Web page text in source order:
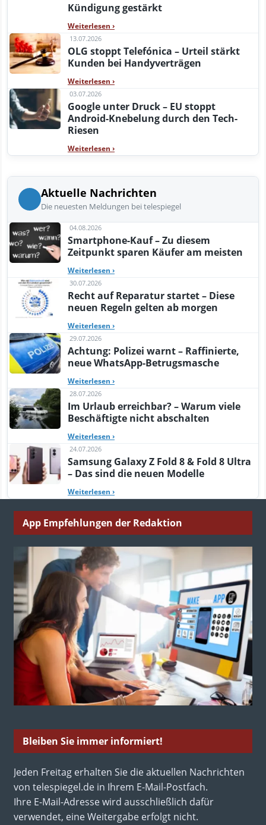
Kündigung gestärkt
Weiterlesen ›
13.07.2026
OLG stoppt Telefónica – Urteil stärkt
Kunden bei Handyverträgen
Weiterlesen ›
03.07.2026
Google unter Druck – EU stoppt
Android-Knebelung durch den Tech-
Riesen
Weiterlesen ›
Aktuelle Nachrichten
Die neuesten Meldungen bei telespiegel
04.08.2026
Smartphone-Kauf – Zu diesem
Zeitpunkt sparen Käufer am meisten
Weiterlesen ›
30.07.2026
Recht auf Reparatur startet – Diese
neuen Regeln gelten ab morgen
Weiterlesen ›
29.07.2026
Achtung: Polizei warnt – Raffinierte,
neue WhatsApp-Betrugsmasche
Weiterlesen ›
28.07.2026
Im Urlaub erreichbar? – Warum viele
Beschäftigte nicht abschalten
Weiterlesen ›
24.07.2026
Samsung Galaxy Z Fold 8 & Fold 8 Ultra
– Das sind die neuen Modelle
Weiterlesen ›
App Empfehlungen der Redaktion
Bleiben Sie immer informiert!
Jeden Freitag erhalten Sie die aktuellen Nachrichten
von telespiegel.de in Ihrem E-Mail-Postfach.
Ihre E-Mail-Adresse wird ausschließlich dafür
verwendet, eine Weitergabe erfolgt nicht.